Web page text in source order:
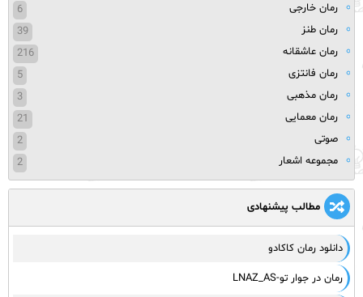
رمان خارجی
6
رمان طنز
39
رمان عاشقانه
216
رمان فانتزی
5
رمان مذهبی
3
رمان معمایی
21
صوتی
2
مجموعه اشعار
2
مطالب پیشنهادی
دانلود رمان کاکادو
رمان در جوار تو-LNAZ_AS